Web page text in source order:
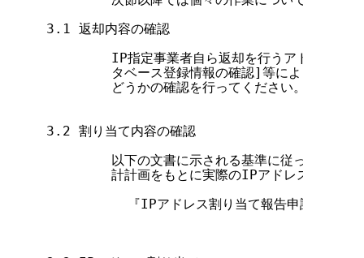
3.1 返却内容の確認
IP指定事業者自ら返却を行うアドレスに
タベース登録情報の確認]等により返却さ
        どうかの確認を行ってください。
3.2 割り当て内容の確認
以下の文書に示される基準に従ってIP指定
計計画をもとに実際のIPアドレス(空間)
『IPアドレス割り当て報告申請処理に